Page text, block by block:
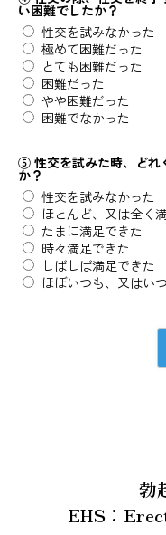
い困難でしたか？
性交を試みなかった
極めて困難だった
とても困難だった
困難だった
やや困難だった
困難でなかった
⑤ 性交を試みた時、どれ
か？
性交を試みなかった
ほとんど、又は全く
たまに満足できた
時々満足できた
しばしば満足できた
ほぼいつも、又はい
勃
EHS：